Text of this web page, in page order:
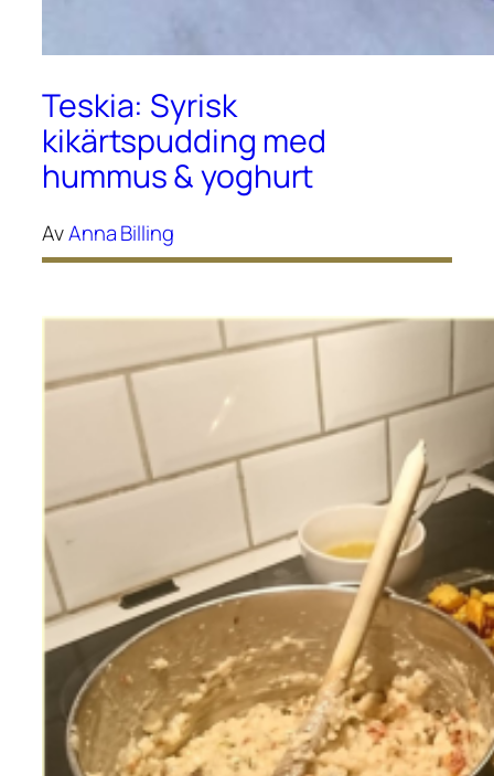
Teskia: Syrisk
kikärtspudding med
hummus & yoghurt
AvAnna Billing